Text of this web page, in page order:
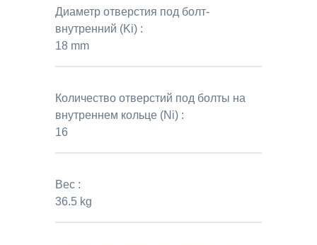
Диаметр отверстия под болт-
внутренний (Ki) :
18 mm
Количество отверстий под болты на
внутреннем кольце (Ni) :
16
Вес :
36.5 kg